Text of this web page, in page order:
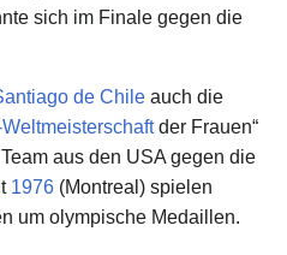
sich im Finale gegen die
de Chile auch die
der Frauen“
aus den USA gegen die
1976 (Montreal) spielen
um olympische Medaillen.